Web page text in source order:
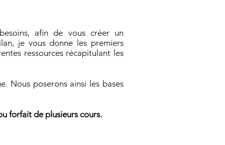
afin de vous créer un
je vous donne les premiers
ressources récapitulant les
Nous poserons ainsi les bases
forfait de plusieurs cours.